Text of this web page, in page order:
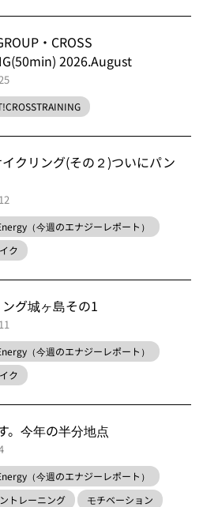
・CROSS
2026.August
クリング(その２)ついにパン
（今週のエナジーレポート）
ク
グ城ヶ島その1
（今週のエナジーレポート）
ク
。今年の半分地点
（今週のエナジーレポート）
トレーニング
モチベーション